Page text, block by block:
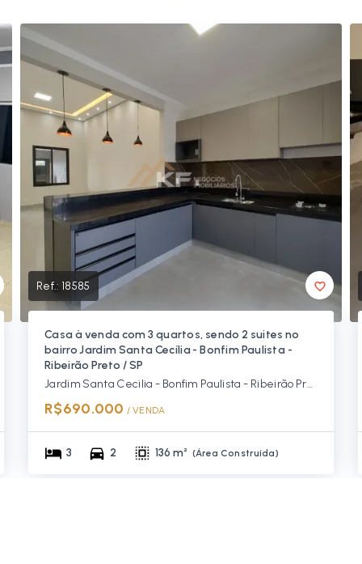
Ref.: 18585
Casa à venda com 3 quartos, sendo 2 suites no
bairro Jardim Santa Cecília - Bonfim Paulista -
Ribeirão Preto / SP
Jardim Santa Cecilia - Bonfim Paulista - Ribeirão Preto/SP, Zona Sul
R$690.000 / VENDA
3 2 136 m² (Área Construída)